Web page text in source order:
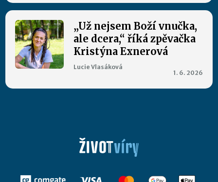
„Už nejsem Boží vnučka,
ale dcera,“ říká zpěvačka
Kristýna Exnerová
Lucie Vlasáková
1. 6. 2026